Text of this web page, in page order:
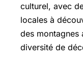
culturel, avec
locales à
des montagnes
diversité de